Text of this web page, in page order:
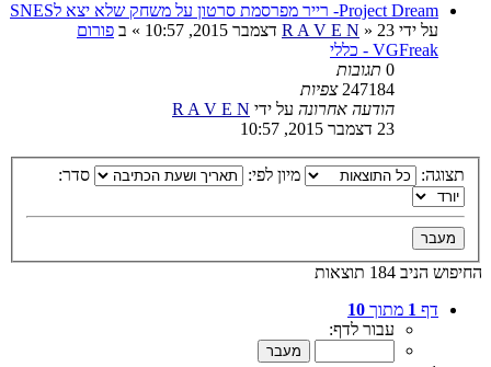
Project Dream- רייר מפרסמת סרטון על משחק שלא יצא לSNES
על ידי
R A V E N » 23 דצמבר 2015, 10:57 » ב פורום
VGFreak - כללי
0 תגובות
247184 צפיות
הודעה אחרונה על ידי R A V E N
23 דצמבר 2015, 10:57
תצוגה: מיון לפי: סדר:
החיפוש הניב 184 תוצאות
דף 1 מתוך 10
עבור לדף: